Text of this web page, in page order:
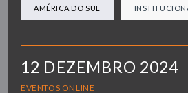
AMÉRICA DO SUL
12 DEZEMBRO 2024
EVENTOS ONLINE